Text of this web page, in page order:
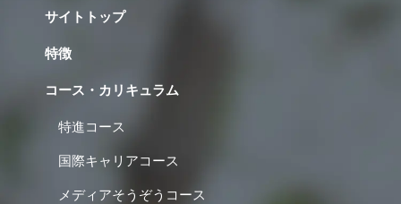
サイトトップ
特徴
コース・カリキュラム
特進コース
国際キャリアコース
メディアそうぞうコース